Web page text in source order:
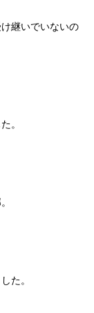
継いでいないの
。
た。